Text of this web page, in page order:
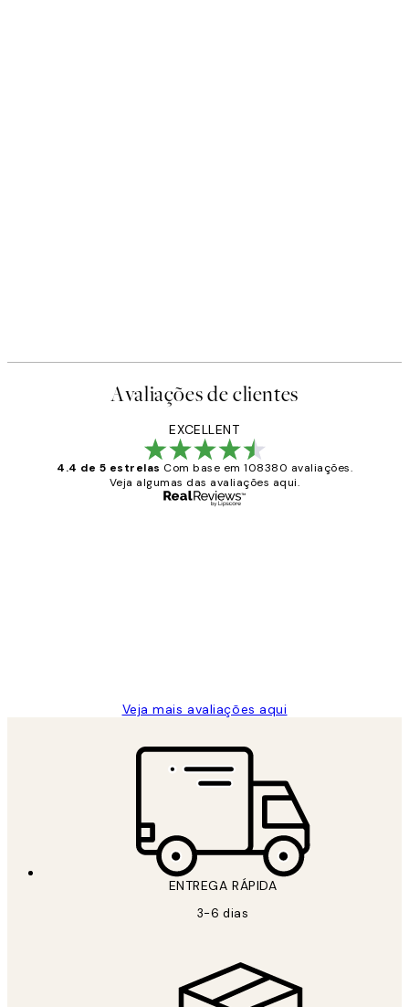
Avaliações de clientes
EXCELLENT
4.4 de 5 estrelas Com base em 108380 avaliações.
Veja algumas das avaliações aqui.
Veja mais avaliações aqui
ENTREGA RÁPIDA
3-6 dias